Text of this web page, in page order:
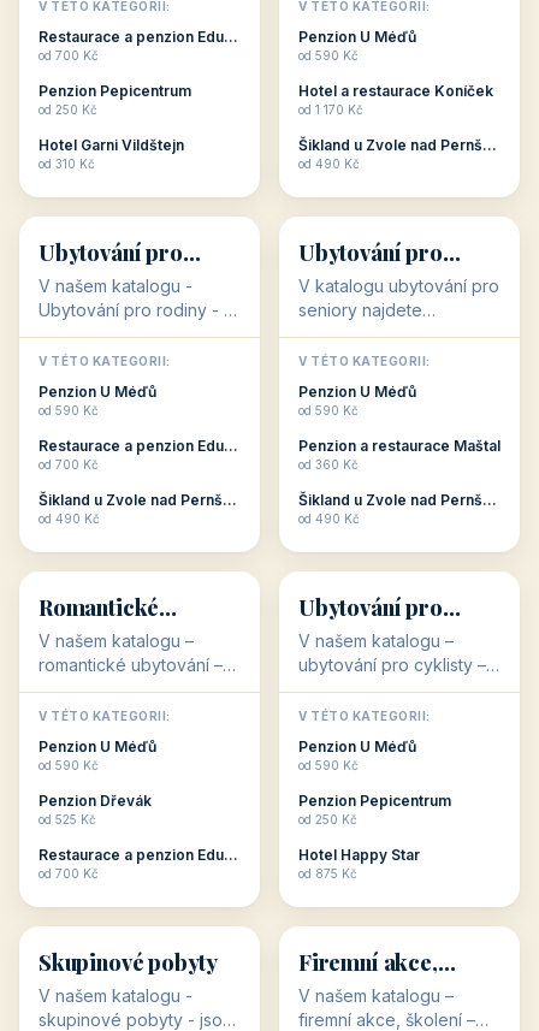
dovolenou přímo
souvisejí. Aktivní
odpočinek jso...
V TÉTO KATEGORII:
Restaurace a penzion Eduard
od 700 Kč
Penzion Pepicentrum
od 250 Kč
Hotel Garni Vildštejn
od 310 Kč
cenově dostupné
ubytování v ČR. Budete
c...
V TÉTO KATEGORII:
Penzion U Méďů
od 590 Kč
Hotel a restaurace Koníček
od 1 170 Kč
Šikland u Zvole nad Pernštejnem
od 490 Kč
👨‍👩‍👧‍👦
👨‍👩‍👧‍👦
34 objektů
Ubytování pro
rodiny
V našem katalogu -
Ubytování pro rodiny -
jsou pro Vás připraveny
objekty, které svojí
polohou či vybaveností,
nabízí klidné ubytování
V TÉTO KATEGORII:
Penzion U Méďů
od 590 Kč
Restaurace a penzion Eduard
od 700 Kč
Šikland u Zvole nad Pernštejnem
od 490 Kč
🧓
🧓
33 objektů
Ubytování pro
seniory
V katalogu ubytování pro
seniory najdete
penziony a hotely, které
jsou přizpůsobeny pro
ubytování klientů vyššího
věku. Některé z nich
V TÉTO KATEGORII:
Penzion U Méďů
od 590 Kč
Penzion a restaurace Maštal
od 360 Kč
Šikland u Zvole nad Pernštejnem
od 490 Kč
💕
💕
Romantické
ubytování
V našem katalogu –
romantické ubytování –
jsou pro Vás připraveny
objekty, které svojí
stavbou, polohou anebo
zaměřením nabízí
Romantické ...
V TÉTO KATEGORII:
Penzion U Méďů
od 590 Kč
Penzion Dřevák
od 525 Kč
Restaurace a penzion Eduard
od 700 Kč
🚴
🚴
32 objektů
Ubytování pro
cyklisty
V našem katalogu –
ubytování pro cyklisty –
jsou pro Vás připraveny
objekty, které jsou na
milovníky cykloturistiky
připraveny. Většinou mají
V TÉTO KATEGORII:
Penzion U Méďů
od 590 Kč
Penzion Pepicentrum
od 250 Kč
Hotel Happy Star
od 875 Kč
👥
👥
32 objektů
Skupinové pobyty
V našem katalogu -
skupinové pobyty - jsou
💼
💼
31 objektů
Firemní akce,
školení
V našem katalogu –
firemní akce, školení –